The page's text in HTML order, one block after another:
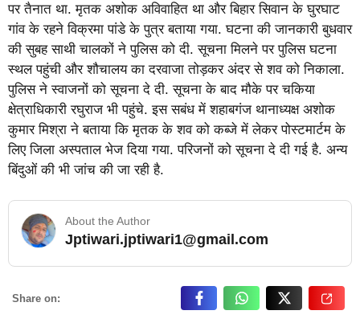
पर तैनात था. मृतक अशोक अविवाहित था और बिहार सिवान के घुरघाट
गांव के रहने विक्रमा पांडे के पुत्र बताया गया. घटना की जानकारी बुधवार
की सुबह साथी चालकों ने पुलिस को दी. सूचना मिलने पर पुलिस घटना
स्थल पहुंची और शौचालय का दरवाजा तोड़कर अंदर से शव को निकाला.
पुलिस ने स्वाजनों को सूचना दे दी. सूचना के बाद मौके पर चकिया
क्षेत्राधिकारी रघुराज भी पहुंचे. इस सबंध में शहाबगंज थानाध्यक्ष अशोक
कुमार मिश्रा ने बताया कि मृतक के शव को कब्जे में लेकर पोस्टमार्टम के
लिए जिला अस्पताल भेज दिया गया. परिजनों को सूचना दे दी गई है. अन्य
बिंदुओं की भी जांच की जा रही है.
About the Author
Jptiwari.jptiwari1@gmail.com… Read More
Share on: